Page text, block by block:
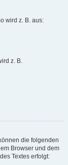
wird z. B. aus:
z. B.
die folgenden
Browser und dem
Textes erfolgt: